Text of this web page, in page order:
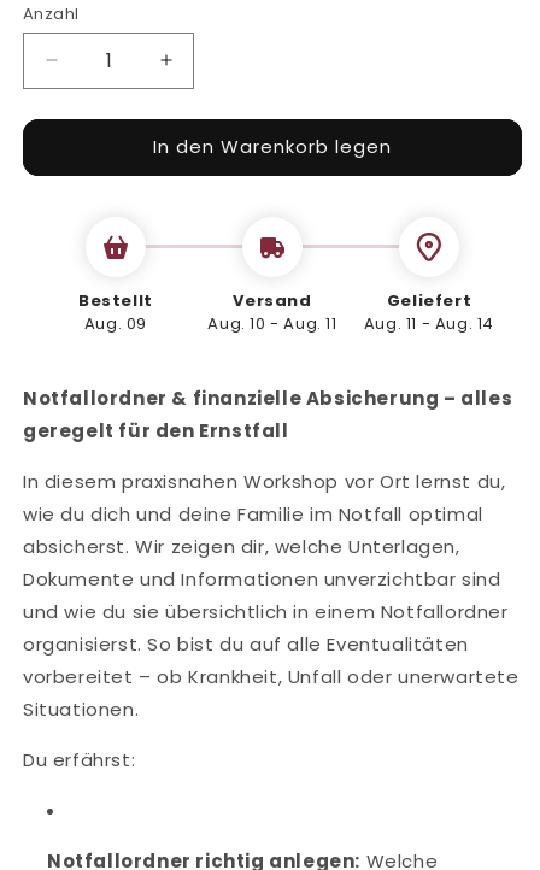
Anzahl
Verringere
die
Menge
Notfallordner
Erhöhe
die
Menge
für
Notfallordner
In den Warenkorb legen
Bestellt
Aug. 09
Versand
Aug. 10 - Aug. 11
Geliefert
Aug. 11 - Aug. 14
Notfallordner & finanzielle Absicherung – alles
geregelt für den Ernstfall
In diesem praxisnahen Workshop vor Ort lernst du,
wie du dich und deine Familie im Notfall optimal
absicherst. Wir zeigen dir, welche Unterlagen,
Dokumente und Informationen unverzichtbar sind
und wie du sie übersichtlich in einem Notfallordner
organisierst. So bist du auf alle Eventualitäten
vorbereitet – ob Krankheit, Unfall oder unerwartete
Situationen.
Du erfährst:
Notfallordner richtig anlegen: Welche